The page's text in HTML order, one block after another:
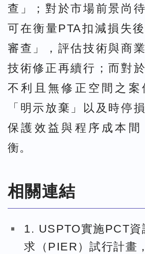
查」；對於市場前景尚
可在衡量PTA扣減損失
審查」，評估技術與商
技術修正再續行；而對
不利且無修正空間之案
「明示放棄」以及時停
保護效益與程序成本間
衡。
相關連結
1. USPTO實施PCT資
求（PIER）試行計畫